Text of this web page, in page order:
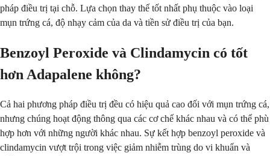
pháp điều trị tại chỗ. Lựa chọn thay thế tốt nhất phụ thuộc vào loại
mụn trứng cá, độ nhạy cảm của da và tiền sử điều trị của bạn.
Benzoyl Peroxide và Clindamycin có tốt
hơn Adapalene không?
Cả hai phương pháp điều trị đều có hiệu quả cao đối với mụn trứng cá,
nhưng chúng hoạt động thông qua các cơ chế khác nhau và có thể phù
hợp hơn với những người khác nhau. Sự kết hợp benzoyl peroxide và
clindamycin vượt trội trong việc giảm nhiễm trùng do vi khuẩn và